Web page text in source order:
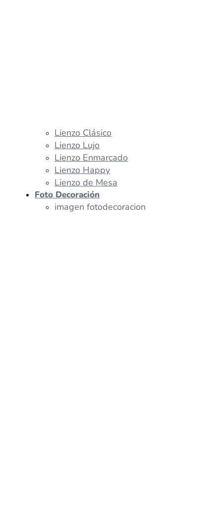
Lienzo Clásico
Lienzo Lujo
Lienzo Enmarcado
Lienzo Happy
Lienzo de Mesa
Foto Decoración
imagen fotodecoracion